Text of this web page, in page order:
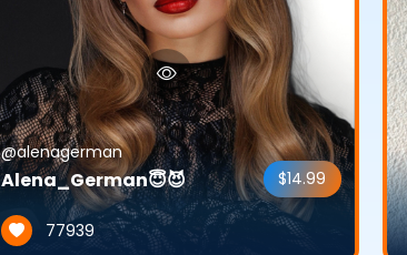
@alenagerman
Alena_German😇😈
77939
$14.99